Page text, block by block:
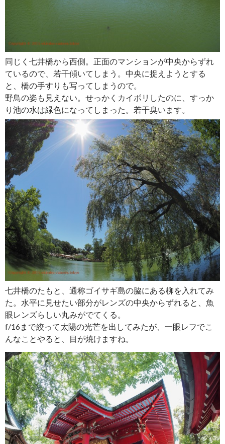
同じく七井橋から西側。正面のマンションが中央からずれ
ているので、若干傾いてしまう。中央に捉えようとする
と、橋の手すりも写ってしまうので。
野鳥の姿も見えない。せっかくカイボリしたのに、すっか
り池の水は緑色になってしまった。若干臭います。
七井橋のたもと、通称ゴイサギ島の脇にある柳を入れてみ
た。水平に見せたい部分がレンズの中央からずれると、魚
眼レンズらしい丸みがでてくる。
f/16まで絞って太陽の光芒を出してみたが、一眼レフでこ
んなことやると、目が焼けますね。